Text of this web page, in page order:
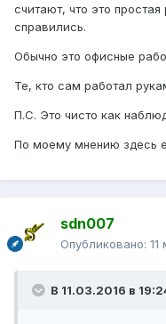
считают, что это
справились.
Обычно это офисные
Те, кто сам работал
П.С. Это чисто как
По моему мнению здесь
sdn007
Опубликовано: 11
В 11.03.2016 в